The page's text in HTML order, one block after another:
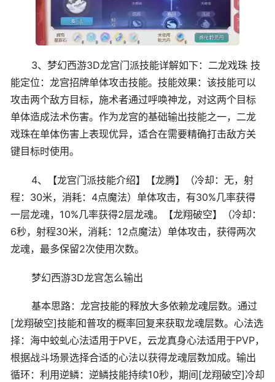
3、梦幻西游3D龙宫门派技能详解如下：二龙戏珠 技
能定位：龙宫招牌单体攻击技能。技能效果：该技能可以
攻击两个敌方目标，施术者通过呼唤神龙，对这两个目标
单体造成法术伤害。作为龙宫的基础输出技能之一，二龙
戏珠在单体伤害上表现优异，适合在需要精确打击敌方关
键目标时使用。
4、【龙宫门派技能介绍】【龙腾】（冷却：无，射
程：30米，消耗：4点魔法）单体攻击，有30%几率获得
一层龙魂，10%几率获得2层龙魂。【龙翔破空】（冷却：
6秒，射程30米，消耗：12点魔法）单体攻击，获得两次
龙魂，最多保留2次使用次数。
梦幻西游3D龙宫怎么输出
基本思路：龙宫技能的释放大多依赖龙魂层数。通过
[龙翔破空]技能和普攻的概率回复来获取龙魂层数。心法选
择：海中蛟虬心法适用于PVE，云龙真身心法适用于PVP，
根据战斗场景选择合适的心法以获得龙魂层数加成。输出
循环：利用逆鳞：逆鳞技能持续10秒，期间[龙翔破空]冷却